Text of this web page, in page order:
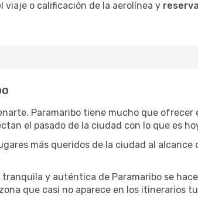
viaje o calificación de la aerolínea y
Paramaribo tiene mucho que ofrecer
el pasado de la ciudad con lo que es
más queridos de la ciudad al alcance
y auténtica de Paramaribo se
que casi no aparece en los itinerarios